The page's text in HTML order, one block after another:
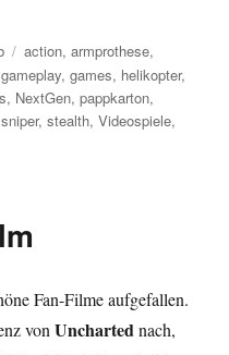
Schlagwörter
action,armprothese,
gameplay,games, helikopter,
, NextGen,pappkarton,
sniper,stealth,Videospiele,
Fan-Filme aufgefallen.
vonUnchartednach,